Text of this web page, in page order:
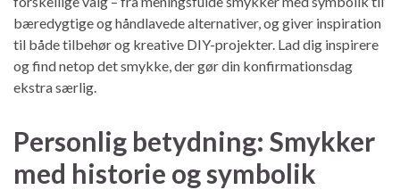
bæredygtige og håndlavede alternativer, og giver inspiration
til både tilbehør og kreative DIY-projekter. Lad dig inspirere
og find netop det smykke, der gør din konfirmationsdag
ekstra særlig.
Personlig betydning: Smykker
med historie og symbolik